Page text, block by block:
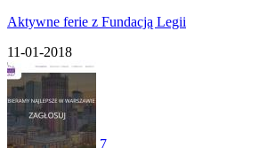
Aktywne ferie z Fundacją Legii
11-01-2018
7